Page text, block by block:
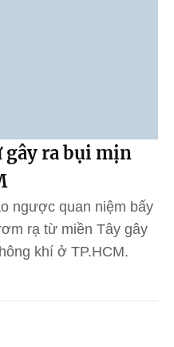
ra bụi mịn
ngược quan niệm bấy
rạ từ miền Tây gây
khí ở TP.HCM.